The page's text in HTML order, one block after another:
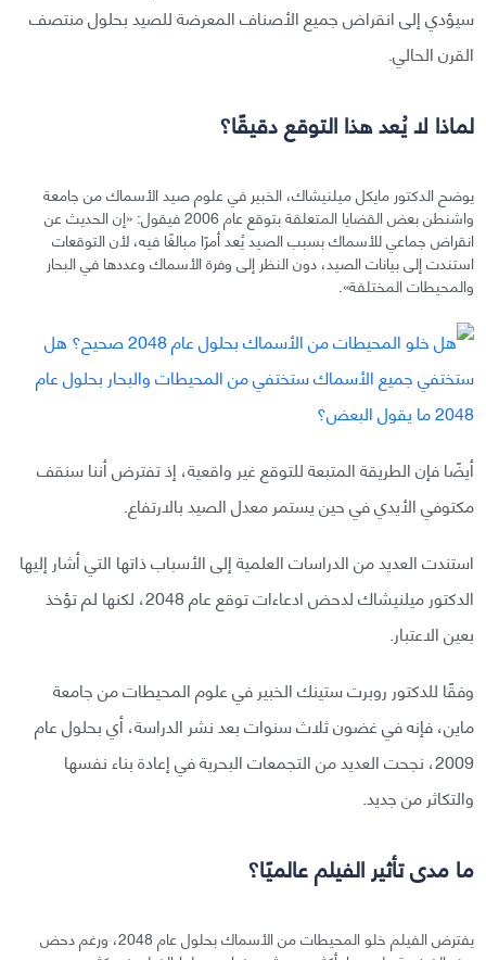
سيؤدي إلى انقراض جميع الأصناف المعرضة للصيد بحلول منتصف
القرن الحالي.
لماذا لا يُعد هذا التوقع دقيقًا؟
يوضح الدكتور مايكل ميلنيشاك، الخبير في علوم صيد الأسماك من جامعة
واشنطن بعض القضايا المتعلقة بتوقع عام 2006 فيقول: «إن الحديث عن
انقراض جماعي للأسماك بسبب الصيد يُعد أمرًا مبالغًا فيه، لأن التوقعات
استندت إلى بيانات الصيد، دون النظر إلى وفرة الأسماك وعددها في البحار
والمحيطات المختلفة».
أيضًا فإن الطريقة المتبعة للتوقع غير واقعية، إذ تفترض أننا سنقف
مكتوفي الأيدي في حين يستمر معدل الصيد بالارتفاع.
استندت العديد من الدراسات العلمية إلى الأسباب ذاتها التي أشار إليها
الدكتور ميلنيشاك لدحض ادعاءات توقع عام 2048، لكنها لم تؤخذ
بعين الاعتبار.
وفقًا للدكتور روبرت ستينك الخبير في علوم المحيطات من جامعة
ماين، فإنه في غضون ثلاث سنوات بعد نشر الدراسة، أي بحلول عام
2009، نجحت العديد من التجمعات البحرية في إعادة بناء نفسها
والتكاثر من جديد.
ما مدى تأثير الفيلم عالميًا؟
يفترض الفيلم خلو المحيطات من الأسماك بحلول عام 2048، ورغم دحض